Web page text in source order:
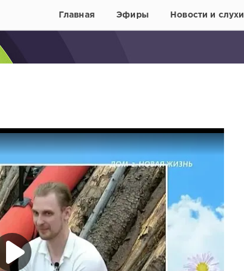
Главная Эфиры Новости и слухи